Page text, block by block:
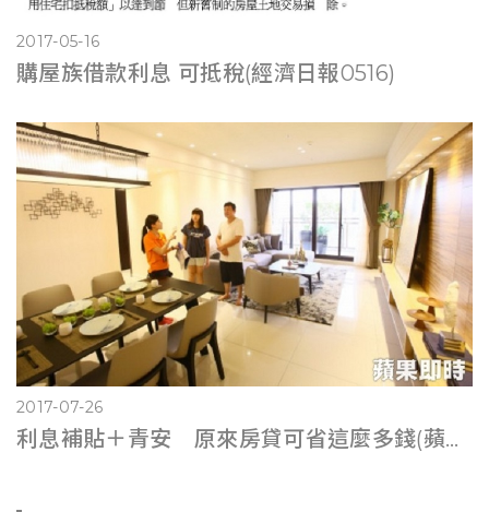
2017-05-16
購屋族借款利息 可抵稅(經濟日報0516)
2017-07-26
利息補貼＋青安 原來房貸可省這麼多錢(蘋果即時0725)